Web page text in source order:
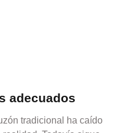
adecuados
tradicional ha caído